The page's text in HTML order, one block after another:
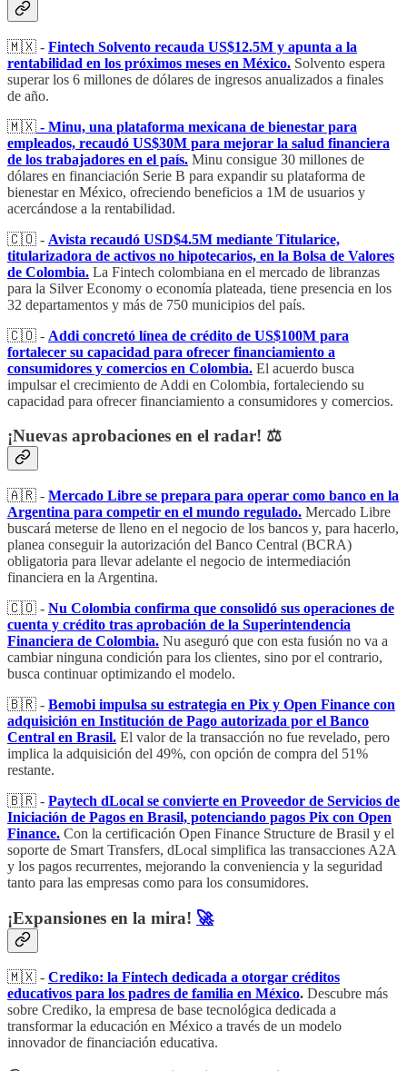
🇲🇽 - Fintech Solvento recauda US$12.5M y apunta a la
rentabilidad en los próximos meses en México. Solvento espera
superar los 6 millones de dólares de ingresos anualizados a finales
de año.
🇲🇽 - Minu, una plataforma mexicana de bienestar para
empleados, recaudó US$30M para mejorar la salud financiera
de los trabajadores en el país. Minu consigue 30 millones de
dólares en financiación Serie B para expandir su plataforma de
bienestar en México, ofreciendo beneficios a 1M de usuarios y
acercándose a la rentabilidad.
🇨🇴 - Avista recaudó USD$4.5M mediante Titularice,
titularizadora de activos no hipotecarios, en la Bolsa de Valores
de Colombia. La Fintech colombiana en el mercado de libranzas
para la Silver Economy o economía plateada, tiene presencia en los
32 departamentos y más de 750 municipios del país.
🇨🇴 - Addi concretó línea de crédito de US$100M para
fortalecer su capacidad para ofrecer financiamiento a
consumidores y comercios en Colombia. El acuerdo busca
impulsar el crecimiento de Addi en Colombia, fortaleciendo su
capacidad para ofrecer financiamiento a consumidores y comercios.
¡Nuevas aprobaciones en el radar! ⚖️
🇦🇷 - Mercado Libre se prepara para operar como banco en la
Argentina para competir en el mundo regulado. Mercado Libre
buscará meterse de lleno en el negocio de los bancos y, para hacerlo,
planea conseguir la autorización del Banco Central (BCRA)
obligatoria para llevar adelante el negocio de intermediación
financiera en la Argentina.
🇨🇴 - Nu Colombia confirma que consolidó sus operaciones de
cuenta y crédito tras aprobación de la Superintendencia
Financiera de Colombia. Nu aseguró que con esta fusión no va a
cambiar ninguna condición para los clientes, sino por el contrario,
busca continuar optimizando el modelo.
🇧🇷 - Bemobi impulsa su estrategia en Pix y Open Finance con
adquisición en Institución de Pago autorizada por el Banco
Central en Brasil. El valor de la transacción no fue revelado, pero
implica la adquisición del 49%, con opción de compra del 51%
restante.
🇧🇷 - Paytech dLocal se convierte en Proveedor de Servicios de
Iniciación de Pagos en Brasil, potenciando pagos Pix con Open
Finance. Con la certificación Open Finance Structure de Brasil y el
soporte de Smart Transfers, dLocal simplifica las transacciones A2A
y los pagos recurrentes, mejorando la conveniencia y la seguridad
tanto para las empresas como para los consumidores.
¡Expansiones en la mira! 🚀
🇲🇽 - Crediko: la Fintech dedicada a otorgar créditos
educativos para los padres de familia en México. Descubre más
sobre Crediko, la empresa de base tecnológica dedicada a
transformar la educación en México a través de un modelo
innovador de financiación educativa.